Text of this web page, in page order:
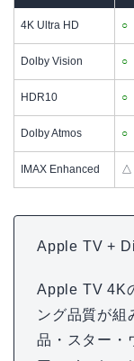
4K Ultra HD ○
Dolby Vision ○
HDR10 ○
Dolby Atmos ○
IMAX Enhanced △
Apple TV +
Apple TV 4K
ング品質が組
品・スター・